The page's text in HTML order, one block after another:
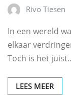
Rivo Tiesen
In een wereld
elkaar
Toch is het
LEES MEER